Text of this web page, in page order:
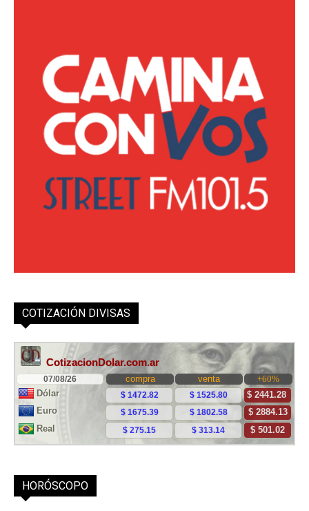
COTIZACIÓN DIVISAS
HORÓSCOPO